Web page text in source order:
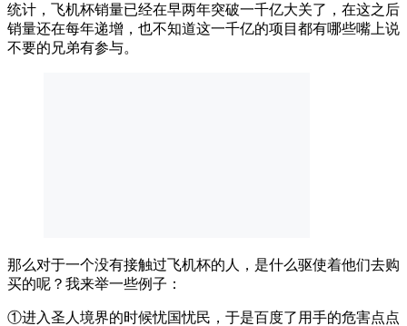
统计，飞机杯销量已经在早两年突破一千亿大关了，在这之后
销量还在每年递增，也不知道这一千亿的项目都有哪些嘴上说
不要的兄弟有参与。
那么对于一个没有接触过飞机杯的人，是什么驱使着他们去购
买的呢？我来举一些例子：
①进入圣人境界的时候忧国忧民，于是百度了用手的危害点点